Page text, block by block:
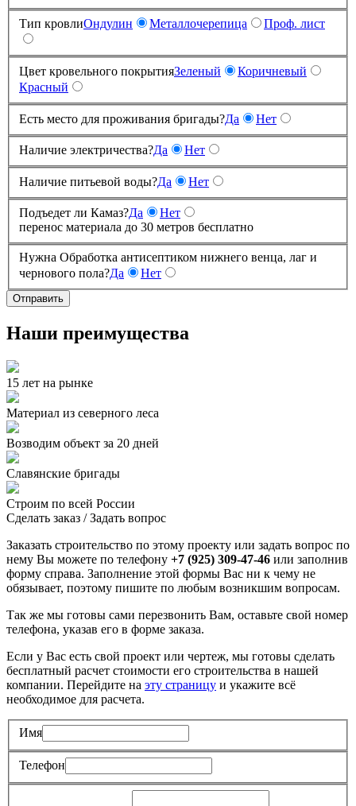
Тип кровлиОндулин Металлочерепица Проф. лист
Цвет кровельного покрытияЗеленый
Коричневый
Красный
Есть место для проживания бригады?Да Нет
Наличие электричества?Да Нет
Наличие питьевой воды?Да Нет
Подъедет ли Камаз?Да
Нет
перенос материала до 30 метров бесплатно
Нужна Обработка антисептиком нижнего венца, лаг и
чернового пола?Да Нет
Отправить
Наши преимущества
15 лет на рынке
Материал из северного леса
Возводим объект за 20 дней
Славянские бригады
Строим по всей России
Сделать заказ / Задать вопрос
Заказать строительство по этому проекту или задать вопрос по
нему Вы можете по телефону +7 (925) 309-47-46 или заполнив
форму справа. Заполнение этой формы Вас ни к чему не
обязывает, поэтому пишите по любым возникшим вопросам.
Так же мы готовы сами перезвонить Вам, оставьте свой номер
телефона, указав его в форме заказа.
Если у Вас есть свой проект или чертеж, мы готовы сделать
бесплатный расчет стоимости его строительства в нашей
компании. Перейдите на эту страницу и укажите всё
необходимое для расчета.
Имя
Телефон